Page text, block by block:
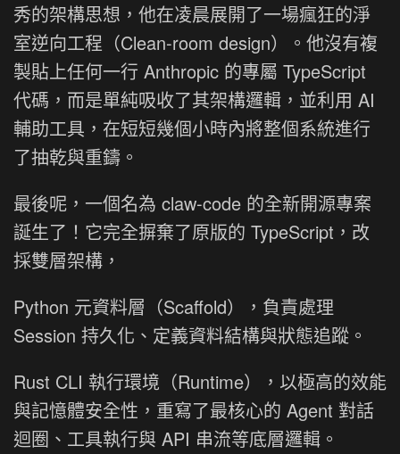
秀的架構思想，他在凌晨展開了一場瘋狂的淨
室逆向工程（Clean-room design）。他沒有複
製貼上任何一行 Anthropic 的專屬 TypeScript
代碼，而是單純吸收了其架構邏輯，並利用 AI
輔助工具，在短短幾個小時內將整個系統進行
了抽乾與重鑄。
最後呢，一個名為 claw-code 的全新開源專案
誕生了！它完全摒棄了原版的 TypeScript，改
採雙層架構，
Python 元資料層（Scaffold），負責處理
Session 持久化、定義資料結構與狀態追蹤。
Rust CLI 執行環境（Runtime），以極高的效能
與記憶體安全性，重寫了最核心的 Agent 對話
迴圈、工具執行與 API 串流等底層邏輯。